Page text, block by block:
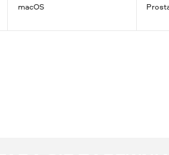
macOS